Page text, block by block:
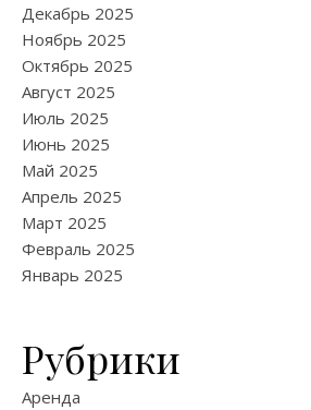
Декабрь 2025
Ноябрь 2025
Октябрь 2025
Август 2025
Июль 2025
Июнь 2025
Май 2025
Апрель 2025
Март 2025
Февраль 2025
Январь 2025
Рубрики
Аренда